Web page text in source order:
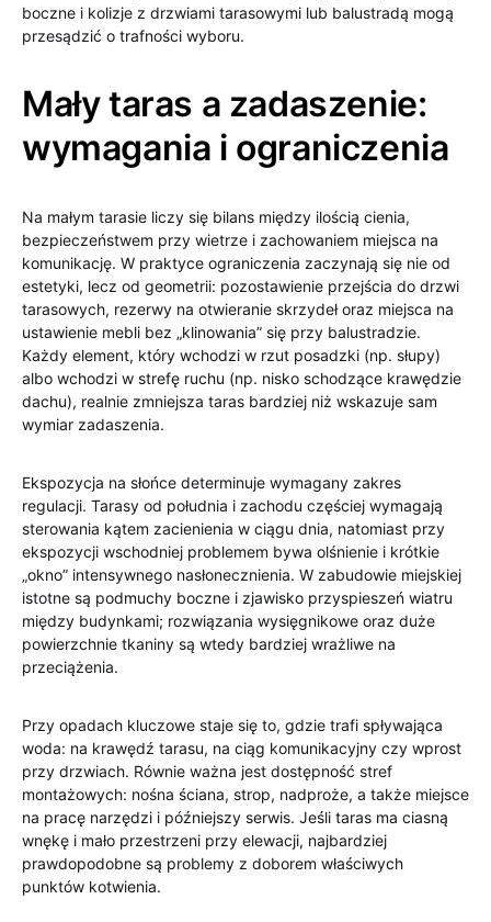
boczne i kolizje z drzwiami tarasowymi lub balustradą mogą
przesądzić o trafności wyboru.
Mały taras a zadaszenie:
wymagania i ograniczenia
Na małym tarasie liczy się bilans między ilością cienia,
bezpieczeństwem przy wietrze i zachowaniem miejsca na
komunikację. W praktyce ograniczenia zaczynają się nie od
estetyki, lecz od geometrii: pozostawienie przejścia do drzwi
tarasowych, rezerwy na otwieranie skrzydeł oraz miejsca na
ustawienie mebli bez „klinowania” się przy balustradzie.
Każdy element, który wchodzi w rzut posadzki (np. słupy)
albo wchodzi w strefę ruchu (np. nisko schodzące krawędzie
dachu), realnie zmniejsza taras bardziej niż wskazuje sam
wymiar zadaszenia.
Ekspozycja na słońce determinuje wymagany zakres
regulacji. Tarasy od południa i zachodu częściej wymagają
sterowania kątem zacienienia w ciągu dnia, natomiast przy
ekspozycji wschodniej problemem bywa olśnienie i krótkie
„okno” intensywnego nasłonecznienia. W zabudowie miejskiej
istotne są podmuchy boczne i zjawisko przyspieszeń wiatru
między budynkami; rozwiązania wysięgnikowe oraz duże
powierzchnie tkaniny są wtedy bardziej wrażliwe na
przeciążenia.
Przy opadach kluczowe staje się to, gdzie trafi spływająca
woda: na krawędź tarasu, na ciąg komunikacyjny czy wprost
przy drzwiach. Równie ważna jest dostępność stref
montażowych: nośna ściana, strop, nadproże, a także miejsce
na pracę narzędzi i późniejszy serwis. Jeśli taras ma ciasną
wnękę i mało przestrzeni przy elewacji, najbardziej
prawdopodobne są problemy z doborem właściwych
punktów kotwienia.